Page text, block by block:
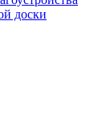
доски